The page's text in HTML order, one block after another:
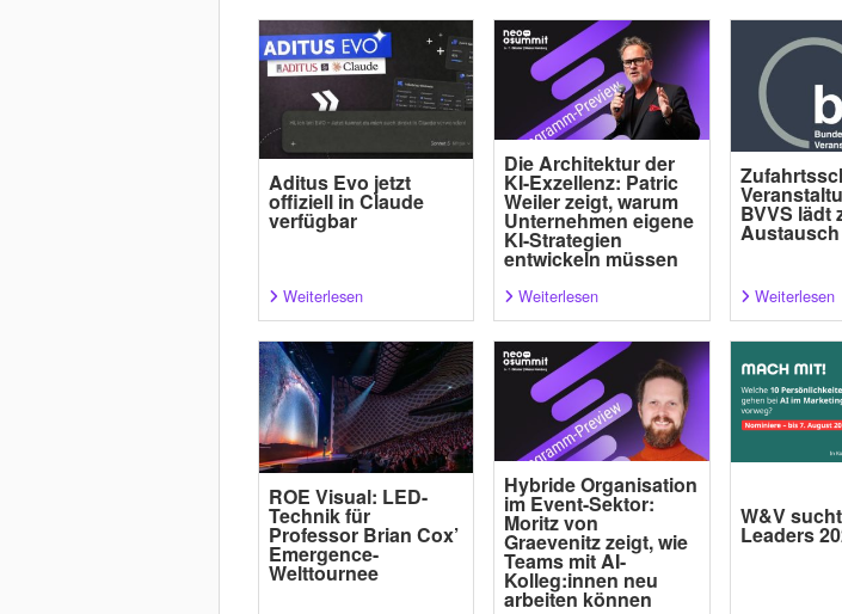
Aditus Evo jetzt
offiziell in Claude
verfügbar
Weiterlesen
Die Architektur der
KI-Exzellenz: Patric
Weiler zeigt, warum
Unternehmen eigene
KI-Strategien
entwickeln müssen
Weiterlesen
BVVS lädt
Austausch
Weiterlesen
ROE Visual: LED-
Technik für
Professor Brian Cox’
Emergence-
Welttournee
Hybride Organisation
im Event-Sektor:
Moritz von
Graevenitz zeigt, wie
Teams mit AI-
Kolleg:innen neu
arbeiten können
W&V
Leaders